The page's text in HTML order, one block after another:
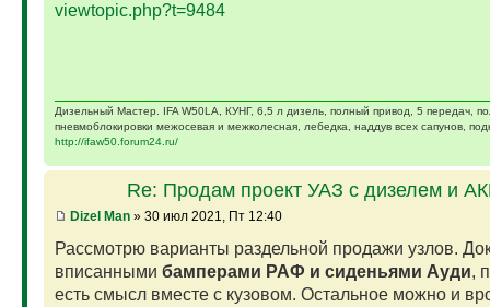
viewtopic.php?t=9484
Дизельный Мастер. IFA W50LA, КУНГ, 6,5 л дизель, полный привод, 5 передач,
пневмоблокировки межосевая и межколесная, лебедка, наддув всех сапунов,
http://ifaw50.forum24.ru/
Re: Продам проект УАЗ с дизелем и
Dizel Man» 30 июл 2021, Пт 12:40
Рассмотрю варианты раздельной продажи узлов.
вписанными бамперами РАФ и сиденьями Ауди,
есть смысл вместе с кузовом. Остальное можно и